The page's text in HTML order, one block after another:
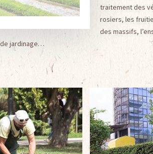
traitement des
rosiers, les
des massifs,
jardinage…